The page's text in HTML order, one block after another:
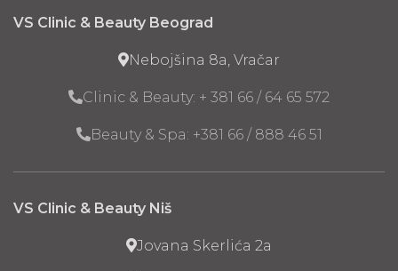
VS Clinic & Beauty Beograd
Nebojšina 8a, Vračar
Clinic & Beauty: + 381 66 / 64 65 572
Beauty & Spa: +381 66 / 888 46 51
VS Clinic & Beauty Niš
Jovana Skerlića 2a